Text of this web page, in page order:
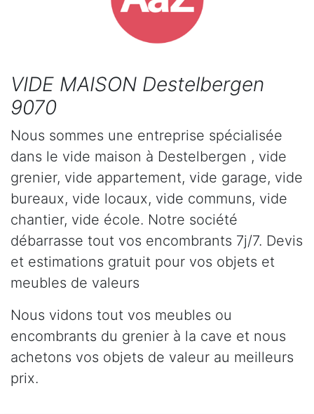
VIDE MAISON Destelbergen
9070
Nous sommes une entreprise spécialisée
dans le vide maison à Destelbergen , vide
grenier, vide appartement, vide garage, vide
bureaux, vide locaux, vide communs, vide
chantier, vide école. Notre société
débarrasse tout vos encombrants 7j/7. Devis
et estimations gratuit pour vos objets et
meubles de valeurs
Nous vidons tout vos meubles ou
encombrants du grenier à la cave et nous
achetons vos objets de valeur au meilleurs
prix.